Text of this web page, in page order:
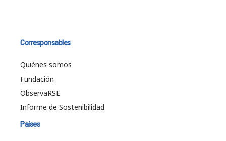
Corresponsables
Quiénes somos
Fundación
ObservaRSE
Informe de Sostenibilidad
Países